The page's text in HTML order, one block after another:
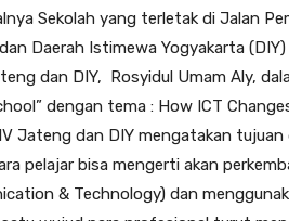
Sekolah yang terletak di Jalan
Daerah Istimewa Yogyakarta
dan DIY, Rosyidul Umam Aly,
dengan tema : How ICT
Jateng dan DIY mengatakan
pelajar bisa mengerti akan
& Technology) dan